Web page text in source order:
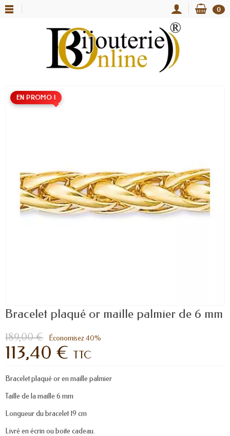
0
EN PROMO !
Bracelet plaqué or maille palmier de 6 mm
189,00 € Économisez 40%
113,40 € TTC
Bracelet plaqué or en maille palmier
Taille de la maille 6 mm
Longueur du bracelet 19 cm
Livré en écrin ou boite cadeau.